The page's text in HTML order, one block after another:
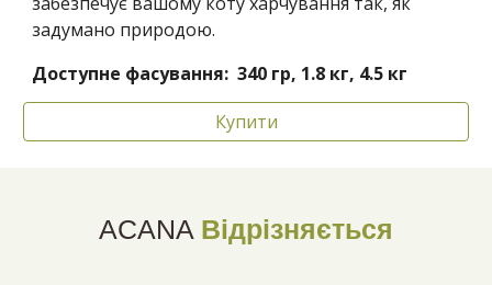
задумано природою.
Доступне фасування: 340 гр, 1.8 кг, 4.5 кг
Купити
ACANA Відрізняється